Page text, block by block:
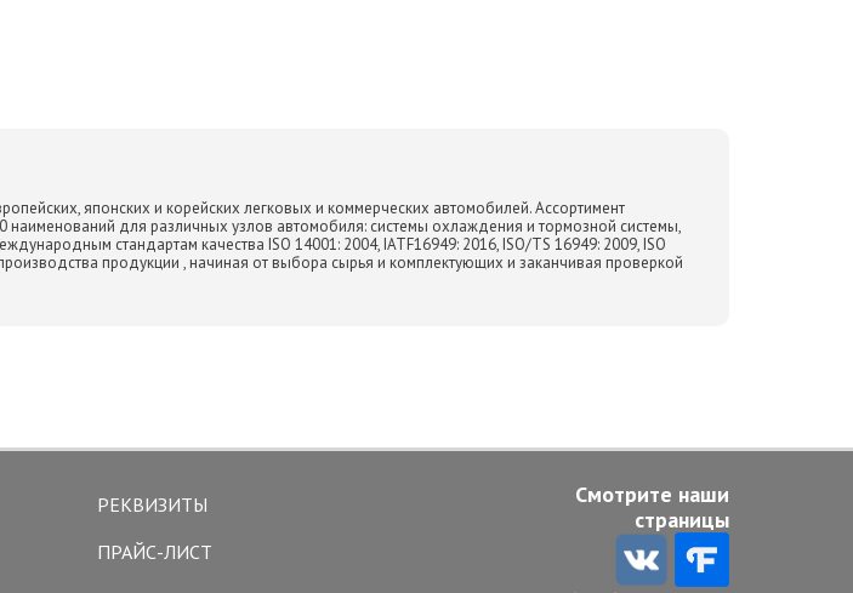
японских и корейских легковых и коммерческих автомобилей. Ассортимент
для различных узлов автомобиля: системы охлаждения и тормозной системы,
стандартам качества ISO 14001: 2004, IATF16949: 2016, ISO/TS 16949: 2009, ISO
продукции , начиная от выбора сырья и комплектующих и заканчивая проверкой
РЕКВИЗИТЫ
ПРАЙС-ЛИСТ
Смотрите наши
страницы